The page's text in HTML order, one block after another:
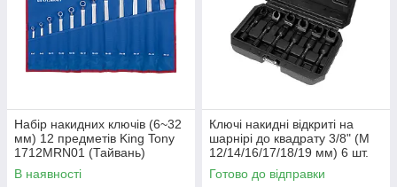
Набір накидних ключів (6~32
мм) 12 предметів King Tony
1712MRN01 (Тайвань)
В наявності
Ключі накидні відкриті на
шарнірі до квадрату 3/8" (М
12/14/16/17/18/19 мм) 6 шт.
Yato YT-01440
Готово до відправки